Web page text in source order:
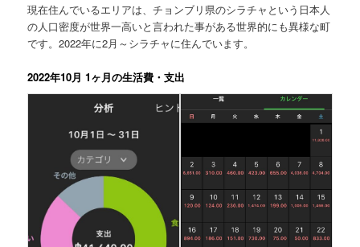
現在住んでいるエリアは、チョンブリ県のシラチャという日本人
の人口密度が世界一高いと言われた事がある世界的にも異様な町
です。2022年に2月～シラチャに住んでいます。
2022年10月 1ヶ月の生活費・支出